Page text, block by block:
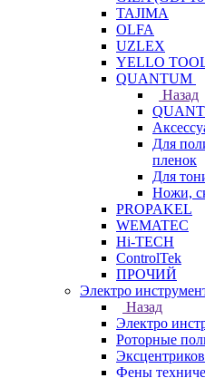
TAJIMA
OLFA
UZLEX
YELLO
QUANTUM
Назад
Для
пленок
Для
Ножи,
PROPAKEL
WEMATEC
Hi-TECH
ControlTek
ПРОЧИЙ
Электро
Назад
Электро
Роторные
Фены